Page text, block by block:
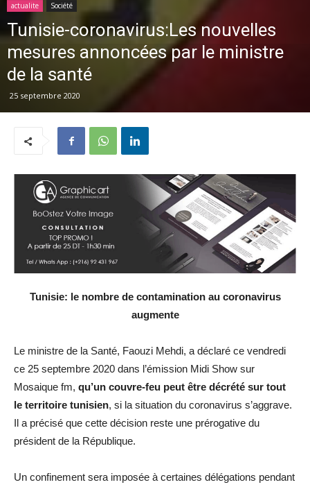
actualite Société
Tunisie-coronavirus:Les nouvelles
mesures annoncées par le ministre
de la santé
25 septembre 2020
Tunisie: le nombre de contamination au coronavirus
augmente
Le ministre de la Santé, Faouzi Mehdi, a déclaré ce vendredi
ce 25 septembre 2020 dans l’émission Midi Show sur
Mosaique fm, qu’un couvre-feu peut être décrété sur tout
le territoire tunisien, si la situation du coronavirus s’aggrave.
Il a précisé que cette décision reste une prérogative du
président de la République.
Un confinement sera imposée à certaines délégations pendant